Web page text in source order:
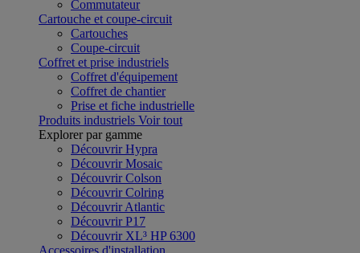
Commutateur
Cartouche et coupe-circuit
Cartouches
Coupe-circuit
Coffret et prise industriels
Coffret d'équipement
Coffret de chantier
Prise et fiche industrielle
Produits industriels Voir tout
Explorer par gamme
Découvrir Hypra
Découvrir Mosaic
Découvrir Colson
Découvrir Colring
Découvrir Atlantic
Découvrir P17
Découvrir XL³ HP 6300
Accessoires d'installation